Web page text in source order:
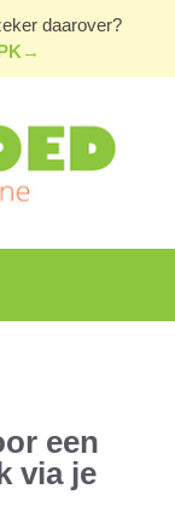
daarover?
een
via je